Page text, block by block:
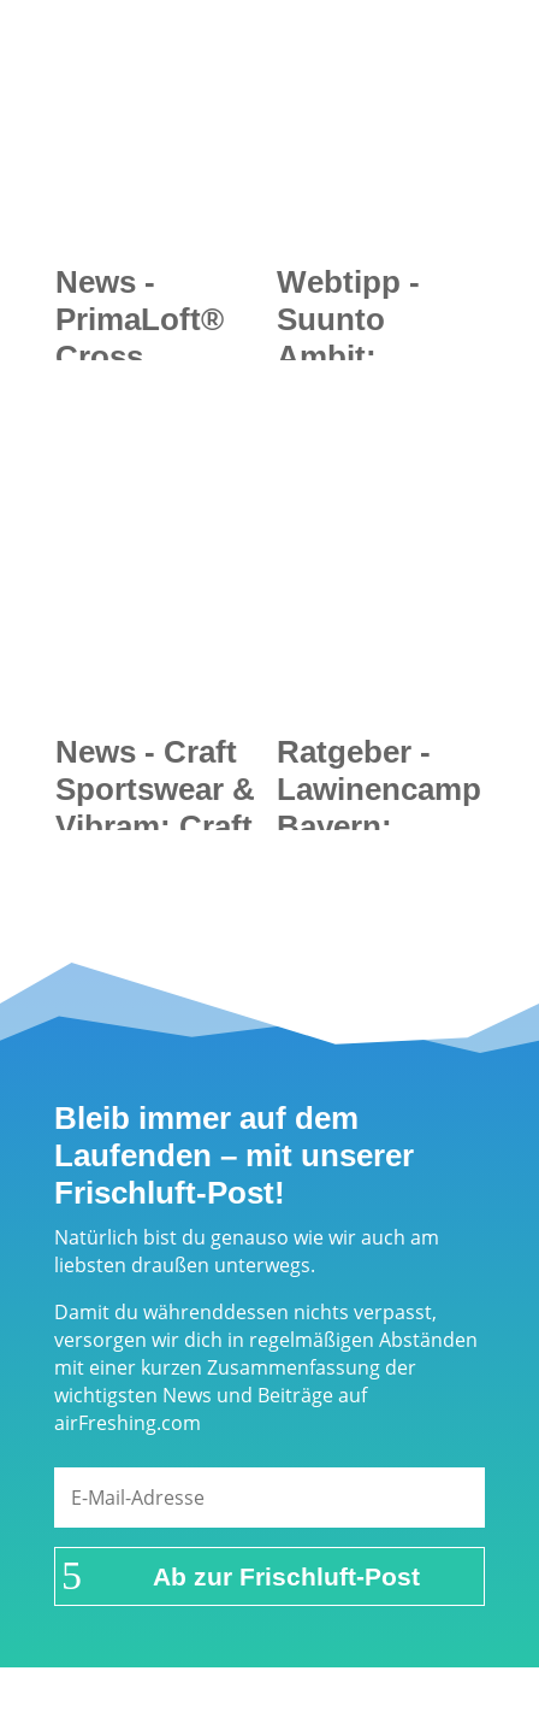
News -
PrimaLoft®
Cross
Webtipp -
Suunto
Ambit:
News - Craft
Sportswear &
Vibram: Craft
geht mit
Vibram
Ratgeber -
Lawinencamp
Bayern:
Entscheidung
(Teil 3)
Bleib immer auf dem
Laufenden – mit unserer
Frischluft-Post!
Natürlich bist du genauso wie wir auch am
liebsten draußen unterwegs.
Damit du währenddessen nichts verpasst,
versorgen wir dich in regelmäßigen Abständen
mit einer kurzen Zusammenfassung der
wichtigsten News und Beiträge auf
airFreshing.com
Ab zur Frischluft-Post